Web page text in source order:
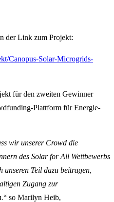
der Link zum Projekt:
Canopus-Solar-Microgrids-
für den zweiten Gewinner
Plattform für Energie-
wir unserer Crowd die
des Solar for All Wettbewerbs
Teil dazu beitragen,
Zugang zur
“ so Marilyn Heib,